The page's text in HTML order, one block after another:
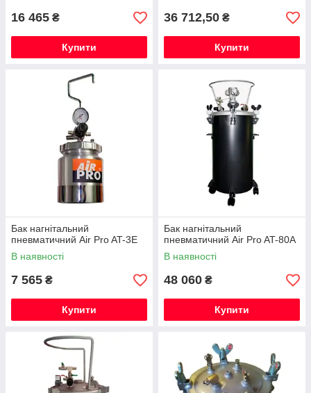
16 465 ₴
Купити
36 712,50 ₴
Купити
Бак нагнітальний
пневматичний Air Pro AT-3E
В наявності
7 565 ₴
Купити
Бак нагнітальний
пневматичний Air Pro AT-80A
В наявності
48 060 ₴
Купити